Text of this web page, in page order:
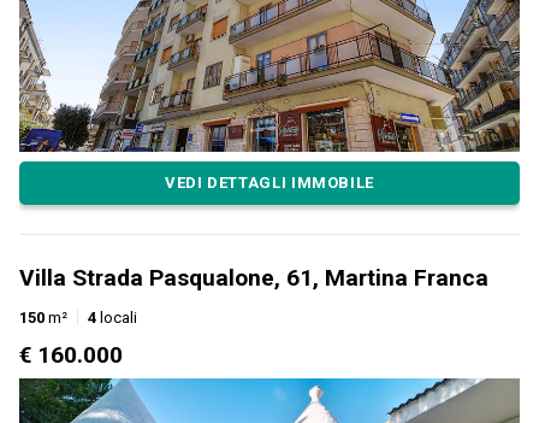
VEDI DETTAGLI IMMOBILE
Villa Strada Pasqualone, 61, Martina Franca
150 m² 4 locali
€ 160.000